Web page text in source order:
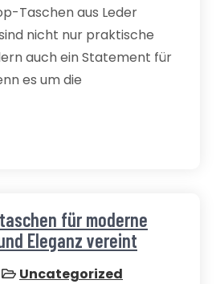
Taschen aus Leder
nicht nur praktische
auch ein Statement für
es um die
für moderne
Eleganz vereint
Uncategorized